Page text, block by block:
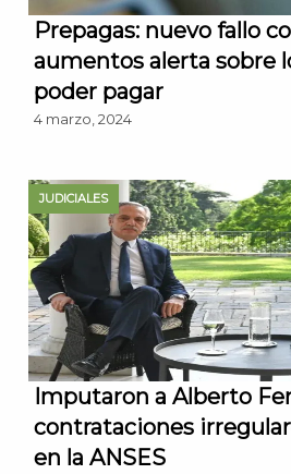
Prepagas: nuevo fallo
aumentos alerta sobre
poder pagar
4 marzo, 2024
JUDICIALES
Imputaron a Alberto
contrataciones
en la ANSES